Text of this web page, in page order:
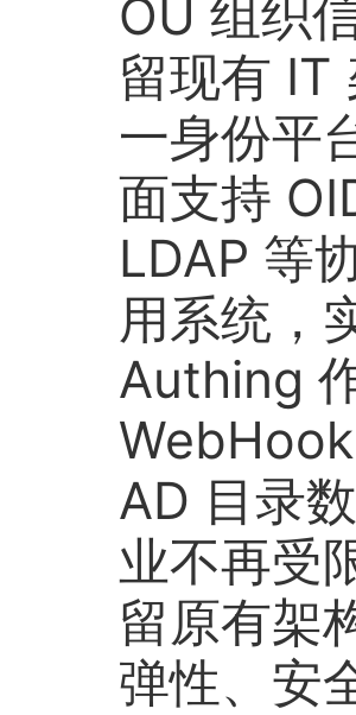
OU 组织
留现有 IT
一身份平
面支持
LDAP 等
用系统，
Authing
AD 目录
业不再受
留原有架
弹性、安